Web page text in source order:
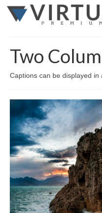
Two
Captions can be displayed in